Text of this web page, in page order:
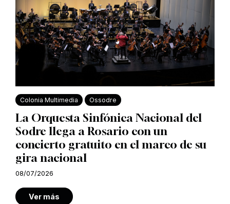
Colonia Multimedia Ossodre
La Orquesta Sinfónica Nacional del
Sodre llega a Rosario con un
concierto gratuito en el marco de su
gira nacional
08/07/2026
Ver más